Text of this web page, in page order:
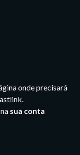
onde precisará
sua conta